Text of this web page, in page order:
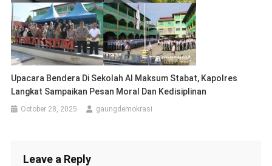
Upacara Bendera Di Sekolah Al Maksum Stabat, Kapolres
Langkat Sampaikan Pesan Moral Dan Kedisiplinan
October 28, 2025 gaungdemokrasi
Leave a Reply